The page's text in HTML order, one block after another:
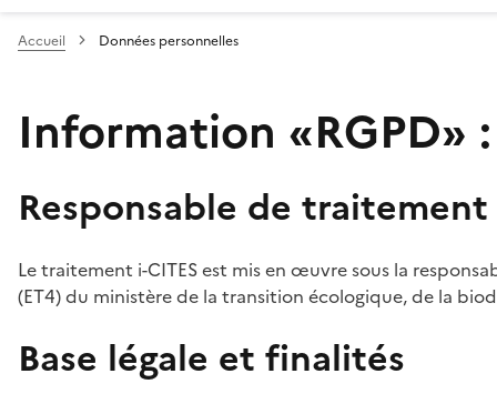
Accueil Données personnelles
Information «RGPD»
Responsable de traitement
Le traitement i-CITES est mis en œuvre sous la
(ET4) du ministère de la transition écologique, de la
Base légale et finalités